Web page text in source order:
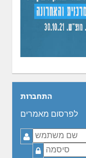
התחברות
לפרסום מאמרים
שם
משתמש
סיסמה